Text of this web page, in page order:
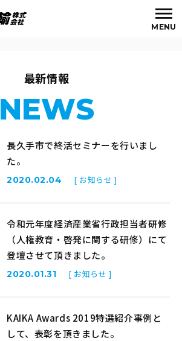
MENU
最新情報
NEWS
長久手市で終活セミナーを行いまし
た。
2020.02.04 [ お知らせ ]
令和元年度経済産業省行政担当者研修
（人権教育・啓発に関する研修）にて
登壇させて頂きました。
2020.01.31 [ お知らせ ]
KAIKA Awards 2019特選紹介事例と
して、表彰を頂きました。